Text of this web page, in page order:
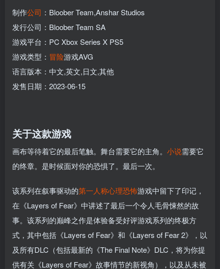
制作公司 ：Bloober Team,Anshar Studios
发行公司：Bloober Team SA
游戏平台：PC Xbox Series X PS5
游戏类型： 冒险游戏AVG
语言版本：中文,英文,日文,其他
发售日期：2023-06-15
关于这款游戏
画布等待着它的最后笔触。舞台需要它的主角。 小说需要它
的终章。是时候面对你的恐惧了。最后一次。
该系列在叙事驱动的第一人称心理恐怖游戏中留下了印记，
在《Layers of Fear》中讲述了最后一个令人毛骨悚然的故
事。该系列的巅峰之作是体验备受好评游戏系列的终极方
式，其中包括《Layers of Fear》和《Layers of Fear 2》，以
及所有DLC（包括最新的《The Final Note》DLC，将为你提
供有关《Layers of Fear》故事情节的新视角），以及从未被